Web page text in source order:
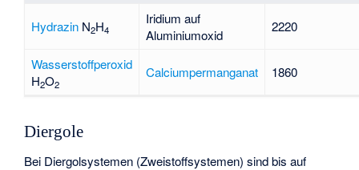
HydrazinN2H4
Iridium auf
Aluminiumoxid
2220
Wasserstoffperoxid
H2O2
Calciumpermanganat 1860
Diergole
Bei Diergolsystemen (Zweistoffsystemen) sind bis auf